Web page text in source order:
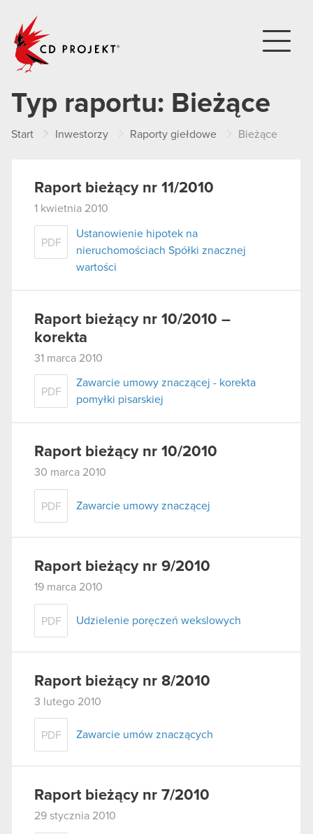
Typ raportu: Bieżące
Start Inwestorzy Raporty giełdowe Bieżące
Raport bieżący nr 11/2010
1 kwietnia 2010
PDF
Ustanowienie hipotek na
nieruchomościach Spółki znacznej
wartości
Raport bieżący nr 10/2010 –
korekta
31 marca 2010
PDF
Zawarcie umowy znaczącej - korekta
pomyłki pisarskiej
Raport bieżący nr 10/2010
30 marca 2010
PDF Zawarcie umowy znaczącej
Raport bieżący nr 9/2010
19 marca 2010
PDF Udzielenie poręczeń wekslowych
Raport bieżący nr 8/2010
3 lutego 2010
PDF Zawarcie umów znaczących
Raport bieżący nr 7/2010
29 stycznia 2010